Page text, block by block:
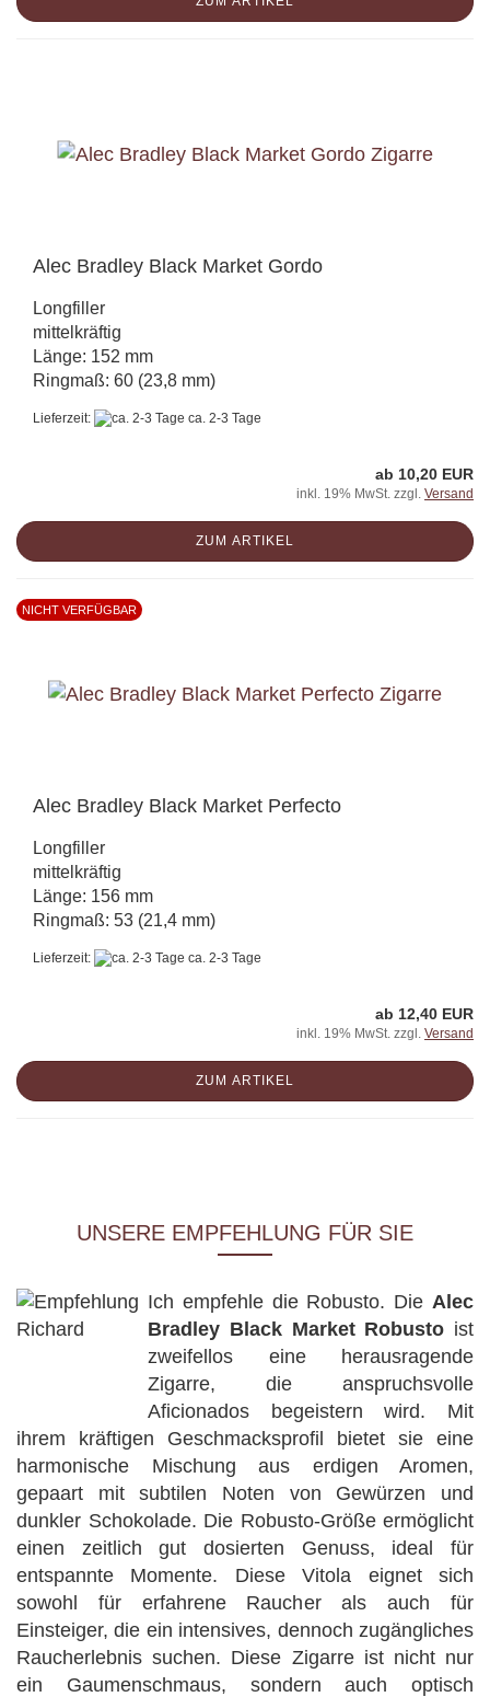
Alec Bradley Black Market Gordo
Longfiller
mittelkräftig
Länge: 152 mm
Ringmaß: 60 (23,8 mm)
Lieferzeit: ca. 2-3 Tage
ab 10,20 EUR
inkl. 19% MwSt. zzgl. Versand
ZUM ARTIKEL
NICHT VERFÜGBAR
Alec Bradley Black Market Perfecto
Longfiller
mittelkräftig
Länge: 156 mm
Ringmaß: 53 (21,4 mm)
Lieferzeit: ca. 2-3 Tage
ab 12,40 EUR
inkl. 19% MwSt. zzgl. Versand
ZUM ARTIKEL
UNSERE EMPFEHLUNG FÜR SIE
Ich empfehle die Robusto. Die Alec
Bradley Black Market Robusto ist
zweifellos eine herausragende
Zigarre, die anspruchsvolle
Aficionados begeistern wird. Mit
ihrem kräftigen Geschmacksprofil bietet sie eine
harmonische Mischung aus erdigen Aromen,
gepaart mit subtilen Noten von Gewürzen und
dunkler Schokolade. Die Robusto-Größe ermöglicht
einen zeitlich gut dosierten Genuss, ideal für
entspannte Momente. Diese Vitola eignet sich
sowohl für erfahrene Raucher als auch für
Einsteiger, die ein intensives, dennoch zugängliches
Raucherlebnis suchen. Diese Zigarre ist nicht nur
ein Gaumenschmaus, sondern auch optisch